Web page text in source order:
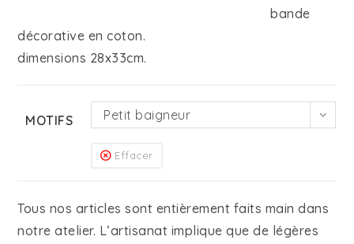
bande
décorative en coton.
dimensions 28x33cm.
MOTIFS Petit baigneur
Effacer
Tous nos articles sont entièrement faits main dans
notre atelier. L’artisanat implique que de légères